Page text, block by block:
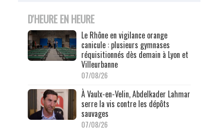
D'HEURE EN HEURE
Le Rhône en vigilance orange
canicule : plusieurs gymnases
réquisitionnés dès demain à Lyon et
Villeurbanne
07/08/26
À Vaulx-en-Velin, Abdelkader Lahmar
serre la vis contre les dépôts
sauvages
07/08/26